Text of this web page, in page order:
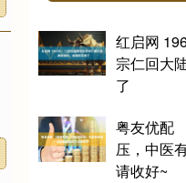
红启网
宗仁回大
了
粤友优配
压，中医
请收好~